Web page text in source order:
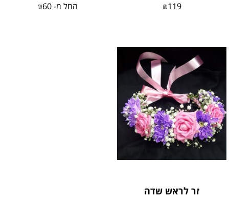
₪119 החל מ- ₪60
זר לראש שדה